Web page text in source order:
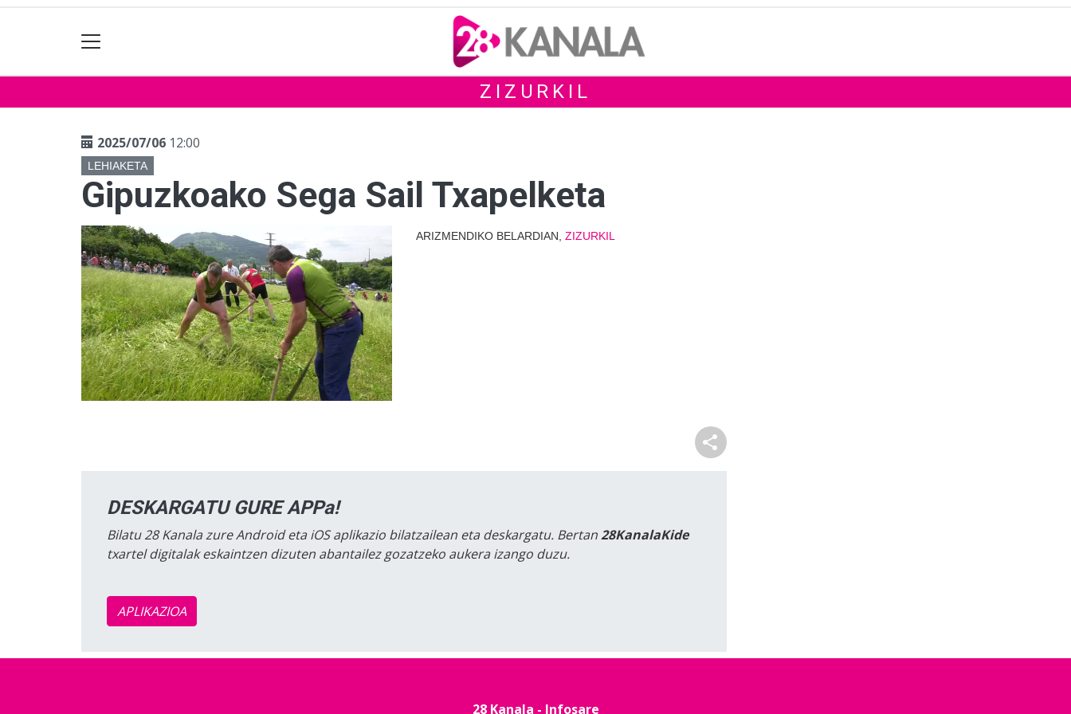
ZIZURKIL
2025/07/06 12:00
LEHIAKETA
Gipuzkoako Sega Sail Txapelketa
ARIZMENDIKO BELARDIAN, ZIZURKIL
DESKARGATU GURE APPa!
Bilatu 28 Kanala zure Android eta iOS aplikazio bilatzailean eta deskargatu. Bertan28KanalaKide
txartel digitalak eskaintzen dizuten abantailez gozatzeko aukera izango duzu.
APLIKAZIOA
28 Kanala - Infosare